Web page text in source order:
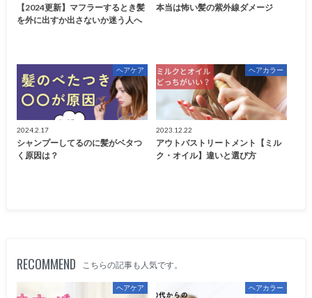
【2024更新】マフラーするとき髪
を外に出すか出さないか迷う人へ
本当は怖い髪の紫外線ダメージ
ヘアケア
2024.2.17
シャンプーしてるのに髪がベタつ
く原因は？
ヘアカラー
2023.12.22
アウトバストリートメント【ミル
ク・オイル】違いと選び方
RECOMMEND こちらの記事も人気です。
ヘアケア ヘアカラー